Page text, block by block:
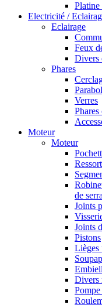
Platine
Electricité /
Eclairage
Feux
Divers
Phares
Verres
Phares
Moteur
Moteur
de
Joints
Joints
Pistons
Lièges
Divers